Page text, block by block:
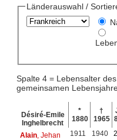
Länderauswahl /
Spalte 4 = Lebensalter
gemeinsamen
Désiré-Emile
Inghelbrecht
*
1880
†
1965
Alain, Jehan 1911 1940